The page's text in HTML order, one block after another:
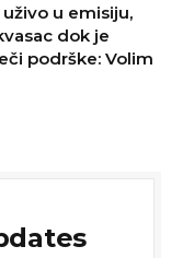
u emisiju,
dok je
podrške: Volim